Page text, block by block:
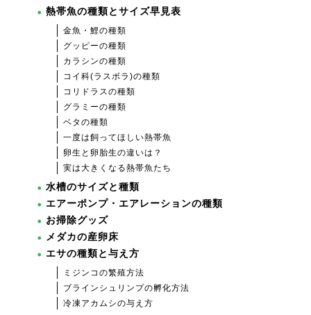
熱帯魚の種類とサイズ早見表
金魚・鯉の種類
グッピーの種類
カラシンの種類
コイ科(ラスボラ)の種類
コリドラスの種類
グラミーの種類
ベタの種類
一度は飼ってほしい熱帯魚
卵生と卵胎生の違いは？
実は大きくなる熱帯魚たち
水槽のサイズと種類
エアーポンプ・エアレーションの種類
お掃除グッズ
メダカの産卵床
エサの種類と与え方
ミジンコの繁殖方法
ブラインシュリンプの孵化方法
冷凍アカムシの与え方